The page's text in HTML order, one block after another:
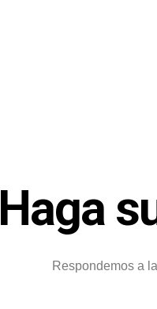
Haga
Respondemos a